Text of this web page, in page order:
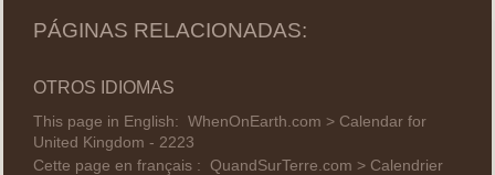
PÁGINAS RELACIONADAS:
OTROS IDIOMAS
This page in English: WhenOnEarth.com > Calendar for
United Kingdom - 2223
Cette page en français : QuandSurTerre.com > Calendrier